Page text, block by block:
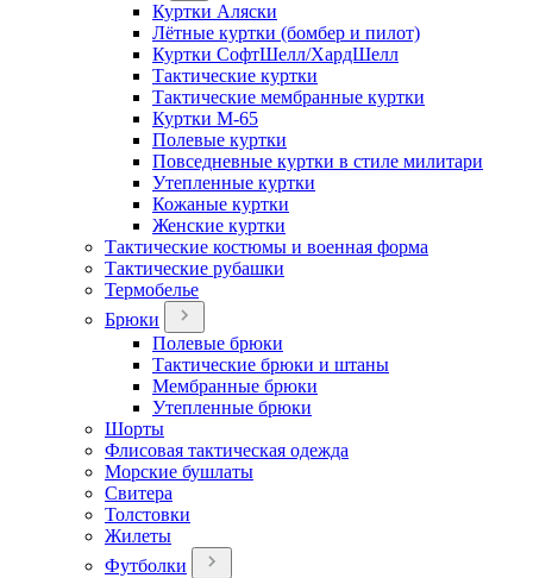
Куртки Аляски
Лётные куртки (бомбер и пилот)
Куртки СофтШелл/ХардШелл
Тактические куртки
Тактические мембранные куртки
Куртки М-65
Полевые куртки
Повседневные куртки в стиле милитари
Утепленные куртки
Кожаные куртки
Женские куртки
Тактические костюмы и военная форма
Тактические рубашки
Термобелье
Брюки
Полевые брюки
Тактические брюки и штаны
Мембранные брюки
Утепленные брюки
Шорты
Флисовая тактическая одежда
Морские бушлаты
Свитера
Толстовки
Жилеты
Футболки